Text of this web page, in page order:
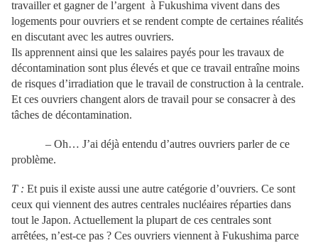
travailler et gagner de l’argent à Fukushima vivent dans des
logements pour ouvriers et se rendent compte de certaines réalités
en discutant avec les autres ouvriers.
Ils apprennent ainsi que les salaires payés pour les travaux de
décontamination sont plus élevés et que ce travail entraîne moins
de risques d’irradiation que le travail de construction à la centrale.
Et ces ouvriers changent alors de travail pour se consacrer à des
tâches de décontamination.
– Oh… J’ai déjà entendu d’autres ouvriers parler de ce
problème.
T : Et puis il existe aussi une autre catégorie d’ouvriers. Ce sont
ceux qui viennent des autres centrales nucléaires réparties dans
tout le Japon. Actuellement la plupart de ces centrales sont
arrêtées, n’est-ce pas ? Ces ouvriers viennent à Fukushima parce